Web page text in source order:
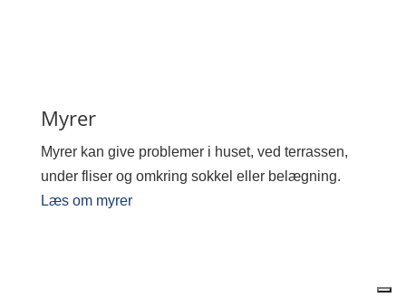
Myrer
Myrer kan give problemer i huset, ved terrassen,
under fliser og omkring sokkel eller belægning.
Læs om myrer